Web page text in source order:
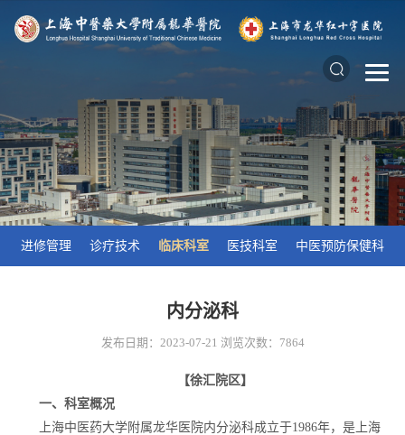
进修管理 诊疗技术 临床科室 医技科室 中医预防保健科
内分泌科
发布日期：2023-07-21 浏览次数： 7864
【徐汇院区】
一、科室概况
上海中医药大学附属龙华医院内分泌科成立于1986年，是上海